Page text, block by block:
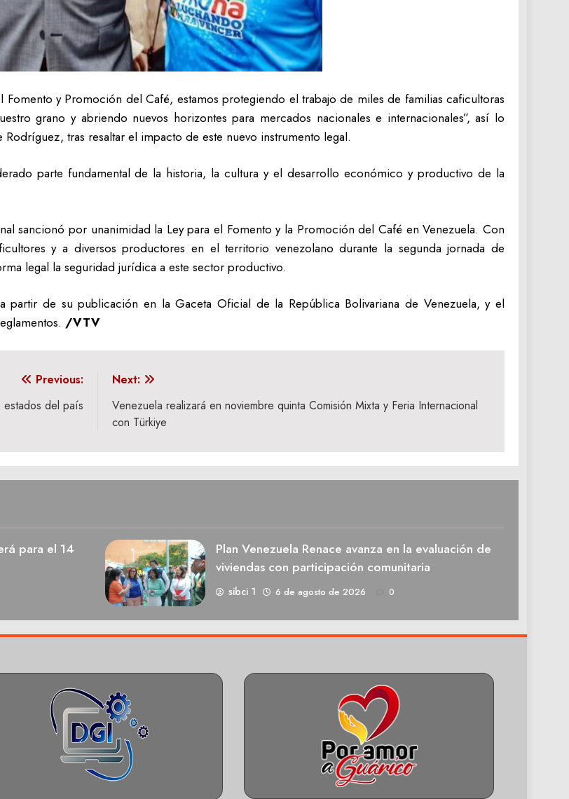
Fomento y Promoción del Café, estamos protegiendo el trabajo de miles de familias caficultoras
grano y abriendo nuevos horizontes para mercados nacionales e internacionales”, así lo
tras resaltar el impacto de este nuevo instrumento legal.
parte fundamental de la historia, la cultura y el desarrollo económico y productivo de la
sancionó por unanimidad la Ley para el Fomento y la Promoción del Café en Venezuela. Con
y a diversos productores en el territorio venezolano durante la segunda jornada de
legal la seguridad jurídica a este sector productivo.
partir de su publicación en la Gaceta Oficial de la República Bolivariana de Venezuela, y el
/VTV
Previous:
estados del país
Next:
Venezuela realizará en noviembre quinta Comisión Mixta y Feria Internacional
con Türkiye
para el 14
Plan Venezuela Renace avanza en la evaluación de
viviendas con participación comunitaria
sibci 1 6 de agosto de 2026 0